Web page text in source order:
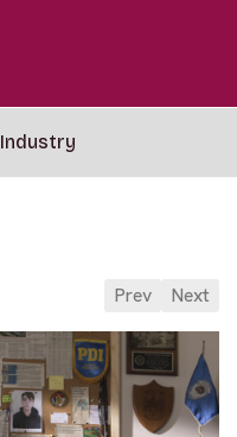
Industry
Prev Next